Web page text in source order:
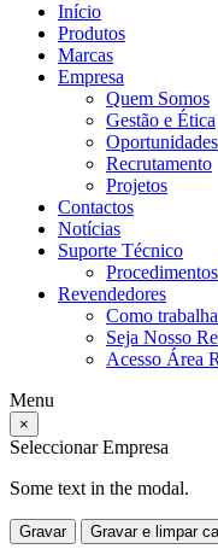
Início
Produtos
Marcas
Empresa
Quem Somos
Gestão e Ética
Recrutamento
Projetos
Contactos
Notícias
Suporte Técnico
Revendedores
Como
Seja Nosso
Acesso Área
Menu
×
Seleccionar Empresa
Some text in the modal.
Gravar Gravar e limpar